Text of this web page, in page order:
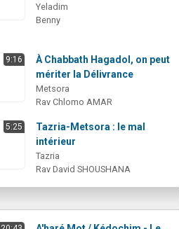
Yeladim
Benny
9:16
À Chabbath Hagadol, on peut
mériter la Délivrance
Metsora
Rav Chlomo AMAR
5:25
Tazria-Metsora : le mal
intérieur
Tazria
Rav David SHOUSHANA